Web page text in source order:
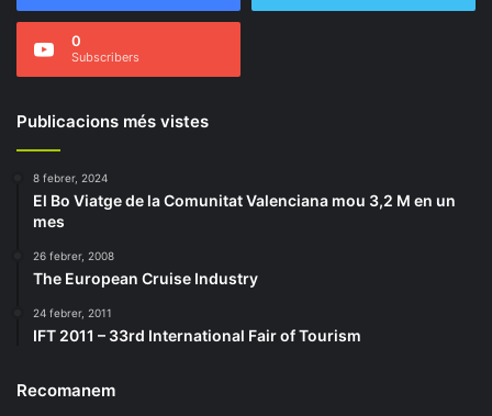
0
Subscribers
Publicacions més vistes
8 febrer, 2024
El Bo Viatge de la Comunitat Valenciana mou 3,2 M en un
mes
26 febrer, 2008
The European Cruise Industry
24 febrer, 2011
IFT 2011 – 33rd International Fair of Tourism
Recomanem